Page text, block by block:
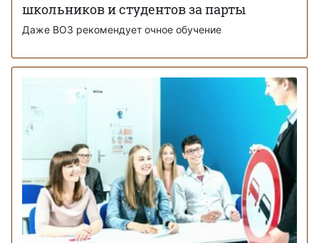
школьников и студентов за парты
Даже ВОЗ рекомендует очное обучение